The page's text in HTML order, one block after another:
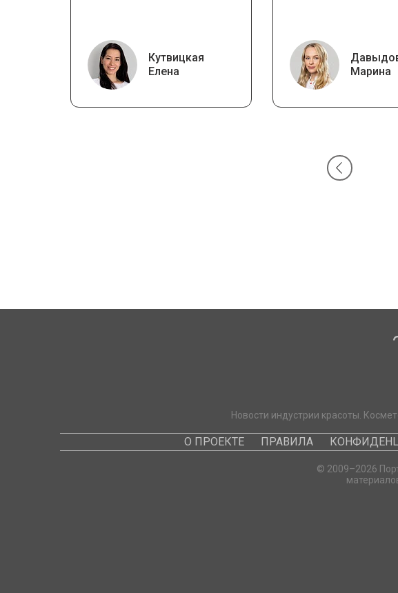
Кутвицкая
Елена
Марина
Новости индустрии красоты.
О ПРОЕКТЕ ПРАВИЛА
© 2009–2026